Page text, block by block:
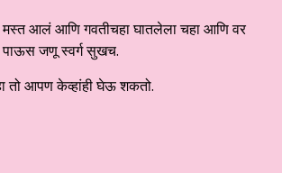
मस्त आलं आणि गवतीचहा घातलेला चहा आणि वर
पाऊस जणू स्वर्ग सुखच.
तो आपण केव्हांही घेऊ शकतो.